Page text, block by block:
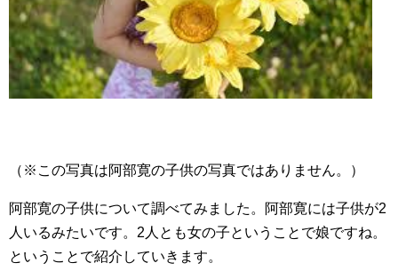
（※この写真は阿部寛の子供の写真ではありません。）
阿部寛の子供について調べてみました。阿部寛には子供が2
人いるみたいです。2人とも女の子ということで娘ですね。
ということで紹介していきます。